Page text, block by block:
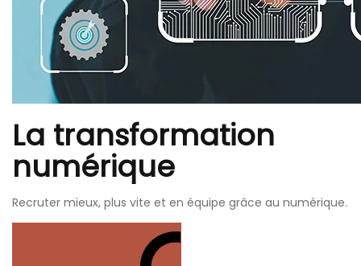
La transformation
numérique
Recruter mieux, plus vite et en équipe grâce au numérique.